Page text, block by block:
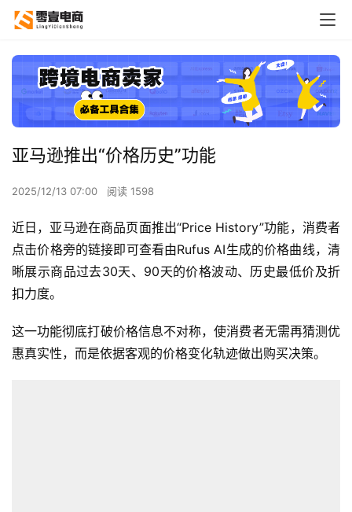
亚马逊推出“价格历史”功能
2025/12/13 07:00 阅读 1598
近日， 亚马逊在商品页面推出“Price History”功能，消费者
点击价格旁的链接即可查看由Rufus AI生成的价格曲线，清
晰展示商品过去30天、90天的价格波动、历史最低价及折
扣力度。
这一功能彻底打破价格信息不对称，使消费者无需再猜测优
惠真实性，而是依据客观的价格变化轨迹做出购买决策。